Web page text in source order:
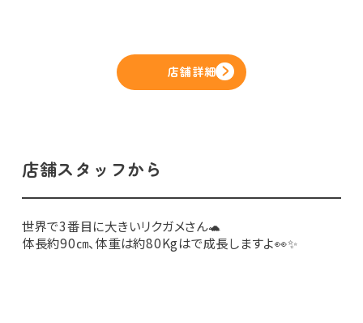
店舗詳細
店舗スタッフから
世界で3番目に大きいリクガメさん🐢
体長約90㎝、体重は約80Kgはで成長しますよ👀✨